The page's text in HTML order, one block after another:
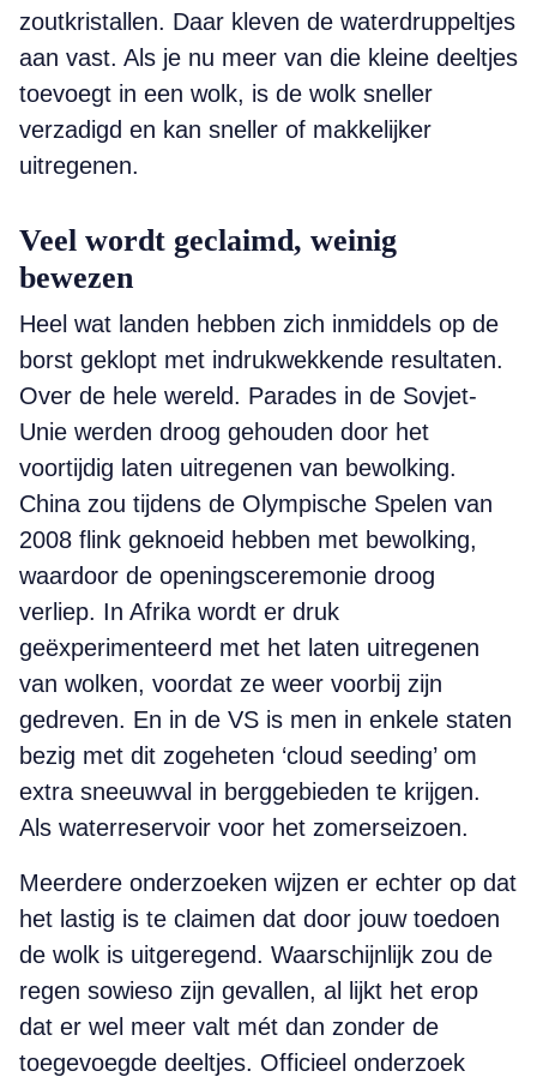
zoutkristallen. Daar kleven de waterdruppeltjes
aan vast. Als je nu meer van die kleine deeltjes
toevoegt in een wolk, is de wolk sneller
verzadigd en kan sneller of makkelijker
uitregenen.
Veel wordt geclaimd, weinig
bewezen
Heel wat landen hebben zich inmiddels op de
borst geklopt met indrukwekkende resultaten.
Over de hele wereld. Parades in de Sovjet-
Unie werden droog gehouden door het
voortijdig laten uitregenen van bewolking.
China zou tijdens de Olympische Spelen van
2008 flink geknoeid hebben met bewolking,
waardoor de openingsceremonie droog
verliep. In Afrika wordt er druk
geëxperimenteerd met het laten uitregenen
van wolken, voordat ze weer voorbij zijn
gedreven. En in de VS is men in enkele staten
bezig met dit zogeheten ‘cloud seeding’ om
extra sneeuwval in berggebieden te krijgen.
Als waterreservoir voor het zomerseizoen.
Meerdere onderzoeken wijzen er echter op dat
het lastig is te claimen dat door jouw toedoen
de wolk is uitgeregend. Waarschijnlijk zou de
regen sowieso zijn gevallen, al lijkt het erop
dat er wel meer valt mét dan zonder de
toegevoegde deeltjes. Officieel onderzoek